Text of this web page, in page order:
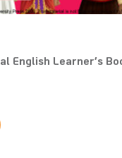
English Learner’s